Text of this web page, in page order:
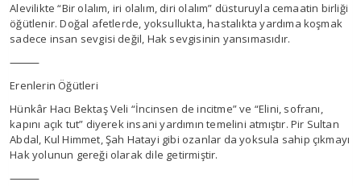
Alevilikte “Bir olalım, iri olalım, diri olalım” düsturuyla cemaatin birliği
öğütlenir. Doğal afetlerde, yoksullukta, hastalıkta yardıma koşmak
sadece insan sevgisi değil, Hak sevgisinin yansımasıdır.
⸻
Erenlerin Öğütleri
Hünkâr Hacı Bektaş Veli “İncinsen de incitme” ve “Elini, sofranı,
kapını açık tut” diyerek insani yardımın temelini atmıştır. Pir Sultan
Abdal, Kul Himmet, Şah Hatayi gibi ozanlar da yoksula sahip çıkmayı
Hak yolunun gereği olarak dile getirmiştir.
⸻